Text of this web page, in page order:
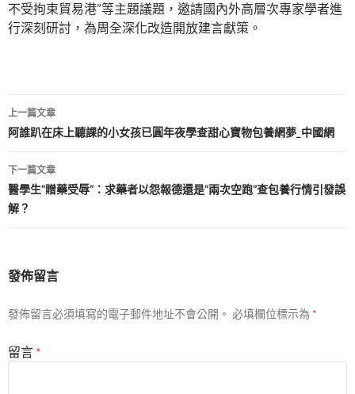
不受拘束貿易港”等主題議題，邀請國內外高層次專家學者進
行深刻研討，為周全深化改造開放建言獻策。
文
章
導
覽
上一篇文章
阿誰趴在床上聽課的小女孩已圓年夜學查甜心寶物包養網夢_中國網
下一篇文章
醫學生“贈藥受辱”：求藥者以怨報德還是“兩次空跑”查包養行情引發誤
解？
發佈留言
發佈留言必須填寫的電子郵件地址不會公開。 必填欄位標示為 *
留言 *